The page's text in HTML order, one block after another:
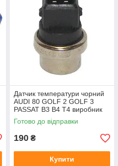
Датчик температури чорний
AUDI 80 GOLF 2 GOLF 3
PASSAT B3 B4 T4 виробник
TOPRAN Німеччина
Готово до відправки
190 ₴
Купити